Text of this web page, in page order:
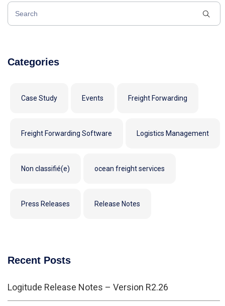
Categories
Case Study Events Freight Forwarding
Freight Forwarding Software Logistics Management
Non classifié(e) ocean freight services
Press Releases Release Notes
Recent Posts
Logitude Release Notes – Version R2.26